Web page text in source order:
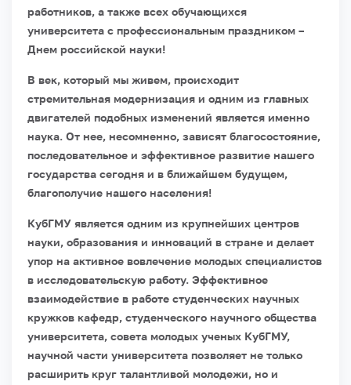
работников, а также всех обучающихся
университета с профессиональным праздником –
Днем российской науки!
В век, который мы живем, происходит
стремительная модернизация и одним из главных
двигателей подобных изменений является именно
наука. От нее, несомненно, зависят благосостояние,
последовательное и эффективное развитие нашего
государства сегодня и в ближайшем будущем,
благополучие нашего населения!
КубГМУ является одним из крупнейших центров
науки, образования и инноваций в стране и делает
упор на активное вовлечение молодых специалистов
в исследовательскую работу. Эффективное
взаимодействие в работе студенческих научных
кружков кафедр, студенческого научного общества
университета, совета молодых ученых КубГМУ,
научной части университета позволяет не только
расширить круг талантливой молодежи, но и